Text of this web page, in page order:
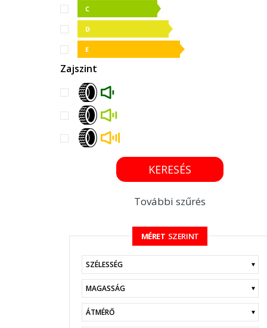
Zajszint
KERESÉS
További szűrés
MÉRET SZERINT